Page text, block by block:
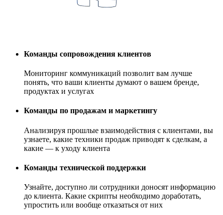
Команды сопровождения клиентов
Мониторинг коммуникаций позволит вам лучше
понять, что ваши клиенты думают о вашем бренде,
продуктах и услугах
Команды по продажам и маркетингу
Анализируя прошлые взаимодействия с клиентами, вы
узнаете, какие техники продаж приводят к сделкам, а
какие — к уходу клиента
Команды технической поддержки
Узнайте, доступно ли сотрудники доносят информацию
до клиента. Какие скрипты необходимо доработать,
упростить или вообще отказаться от них